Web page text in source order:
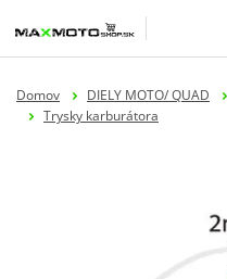
Domov DIELY MOTO/ QUAD
Trysky karburátora